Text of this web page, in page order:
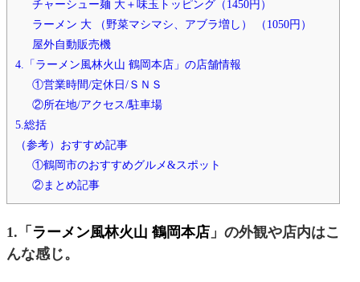
②所在地/アクセス/駐車場
所在地
駐車場
最寄駅からのアクセス方法
5.総括
（参考）おすすめ記事
①鶴岡市のおすすめグルメ&スポット
②まとめ記事
チャーシュー麺 大＋味玉トッピング（1450円）
ラーメン 大 （野菜マシマシ、アブラ増し） （1050円）
屋外自動販売機
4.「ラーメン風林火山 鶴岡本店」の店舗情報
①営業時間/定休日/ＳＮＳ
②所在地/アクセス/駐車場
5.総括
（参考）おすすめ記事
①鶴岡市のおすすめグルメ&スポット
②まとめ記事
1.「 ラーメン風林火山 鶴岡本店 」の外観や店内はこ
んな感じ。